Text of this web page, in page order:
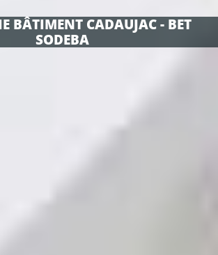
BÂTIMENT CADAUJAC - BET
SODEBA